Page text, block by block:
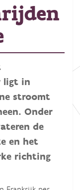
ligt in
stroomt
Onder
de
en het
richting